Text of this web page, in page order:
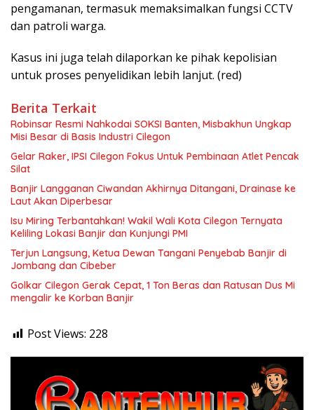
pengamanan, termasuk memaksimalkan fungsi CCTV
dan patroli warga.
Kasus ini juga telah dilaporkan ke pihak kepolisian
untuk proses penyelidikan lebih lanjut. (red)
Berita Terkait
Robinsar Resmi Nahkodai SOKSI Banten, Misbakhun Ungkap
Misi Besar di Basis Industri Cilegon
Gelar Raker, IPSI Cilegon Fokus Untuk Pembinaan Atlet Pencak
Silat
Banjir Langganan Ciwandan Akhirnya Ditangani, Drainase ke
Laut Akan Diperbesar
Isu Miring Terbantahkan! Wakil Wali Kota Cilegon Ternyata
Keliling Lokasi Banjir dan Kunjungi PMI
Terjun Langsung, Ketua Dewan Tangani Penyebab Banjir di
Jombang dan Cibeber
Golkar Cilegon Gerak Cepat, 1 Ton Beras dan Ratusan Dus Mi
mengalir ke Korban Banjir
Post Views: 228